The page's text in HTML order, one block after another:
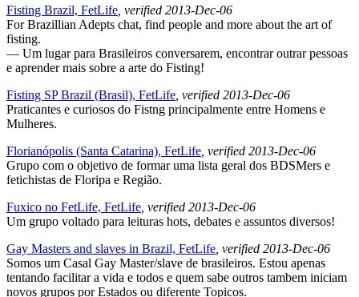
Fisting Brazil, FetLife , verified 2013-Dec-06
For Brazillian Adepts chat, find people and more about the art of
fisting.
— Um lugar para Brasileiros conversarem, encontrar outrar pessoas
e aprender mais sobre a arte do Fisting!
Fisting SP Brazil (Brasil), FetLife , verified 2013-Dec-06
Praticantes e curiosos do Fistng principalmente entre Homens e
Mulheres.
Florianópolis (Santa Catarina), FetLife , verified 2013-Dec-06
Grupo com o objetivo de formar uma lista geral dos BDSMers e
fetichistas de Floripa e Região.
Fuxico no FetLife, FetLife , verified 2013-Dec-06
Um grupo voltado para leituras hots, debates e assuntos diversos!
Gay Masters and slaves in Brazil, FetLife , verified 2013-Dec-06
Somos um Casal Gay Master/slave de brasileiros. Estou apenas
tentando facilitar a vida e todos e quem sabe outros tambem iniciam
novos grupos por Estados ou diferente Topicos.